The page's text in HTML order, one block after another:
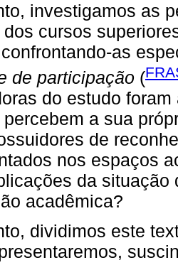
investigamos as
cursos
as
de participação (
do estudo
a sua
de
nos espaços
da
acadêmica?
dividimos este